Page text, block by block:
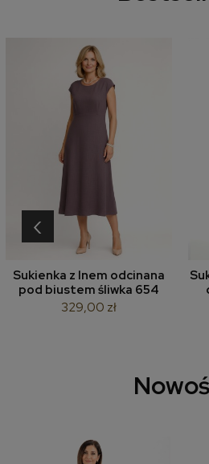
Sukienka z lnem odcinana
pod biustem śliwka 654
329,00 zł
‹